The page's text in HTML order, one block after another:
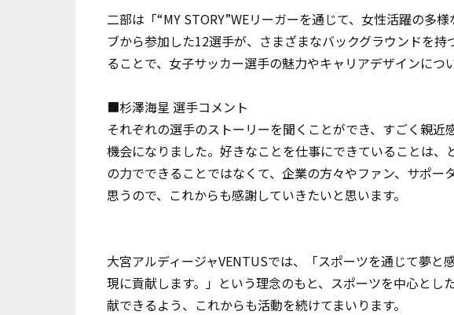
二部は「“MY STORY”WEリーガーを通じて、女性活躍の多
ブから参加した12選手が、さまざまなバックグラウンドを
ることで、女子サッカー選手の魅力やキャリアデザインにつ
■杉澤海星 選手コメント
それぞれの選手のストーリーを聞くことができ、すごく親
機会になりました。好きなことを仕事にできていることは
の力でできることではなくて、企業の方々やファン、サポー
思うので、これからも感謝していきたいと思います。
大宮アルディージャVENTUSでは、「スポーツを通じて夢
現に貢献します。」という理念のもと、スポーツを中心とし
献できるよう、これからも活動を続けてまいります。